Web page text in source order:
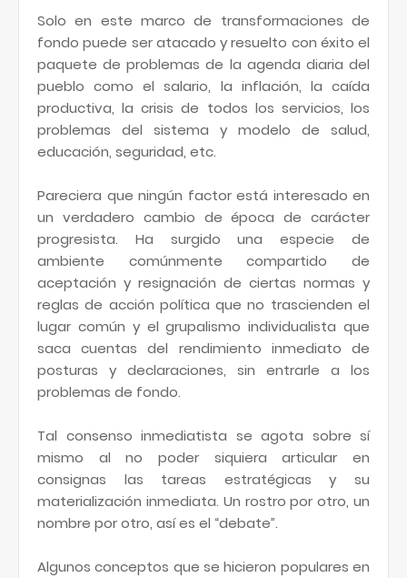
Solo en este marco de transformaciones de
fondo puede ser atacado y resuelto con éxito el
paquete de problemas de la agenda diaria del
pueblo como el salario, la inflación, la caída
productiva, la crisis de todos los servicios, los
problemas del sistema y modelo de salud,
educación, seguridad, etc.
Pareciera que ningún factor está interesado en
un verdadero cambio de época de carácter
progresista. Ha surgido una especie de
ambiente comúnmente compartido de
aceptación y resignación de ciertas normas y
reglas de acción política que no trascienden el
lugar común y el grupalismo individualista que
saca cuentas del rendimiento inmediato de
posturas y declaraciones, sin entrarle a los
problemas de fondo.
Tal consenso inmediatista se agota sobre sí
mismo al no poder siquiera articular en
consignas las tareas estratégicas y su
materialización inmediata. Un rostro por otro, un
nombre por otro, así es el “debate”.
Algunos conceptos que se hicieron populares en